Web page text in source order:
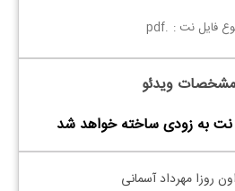
فایل نت : .pdf
مشخصات ویدئو
به زودی ساخته خواهد شد
روزا مهرداد آسمانی